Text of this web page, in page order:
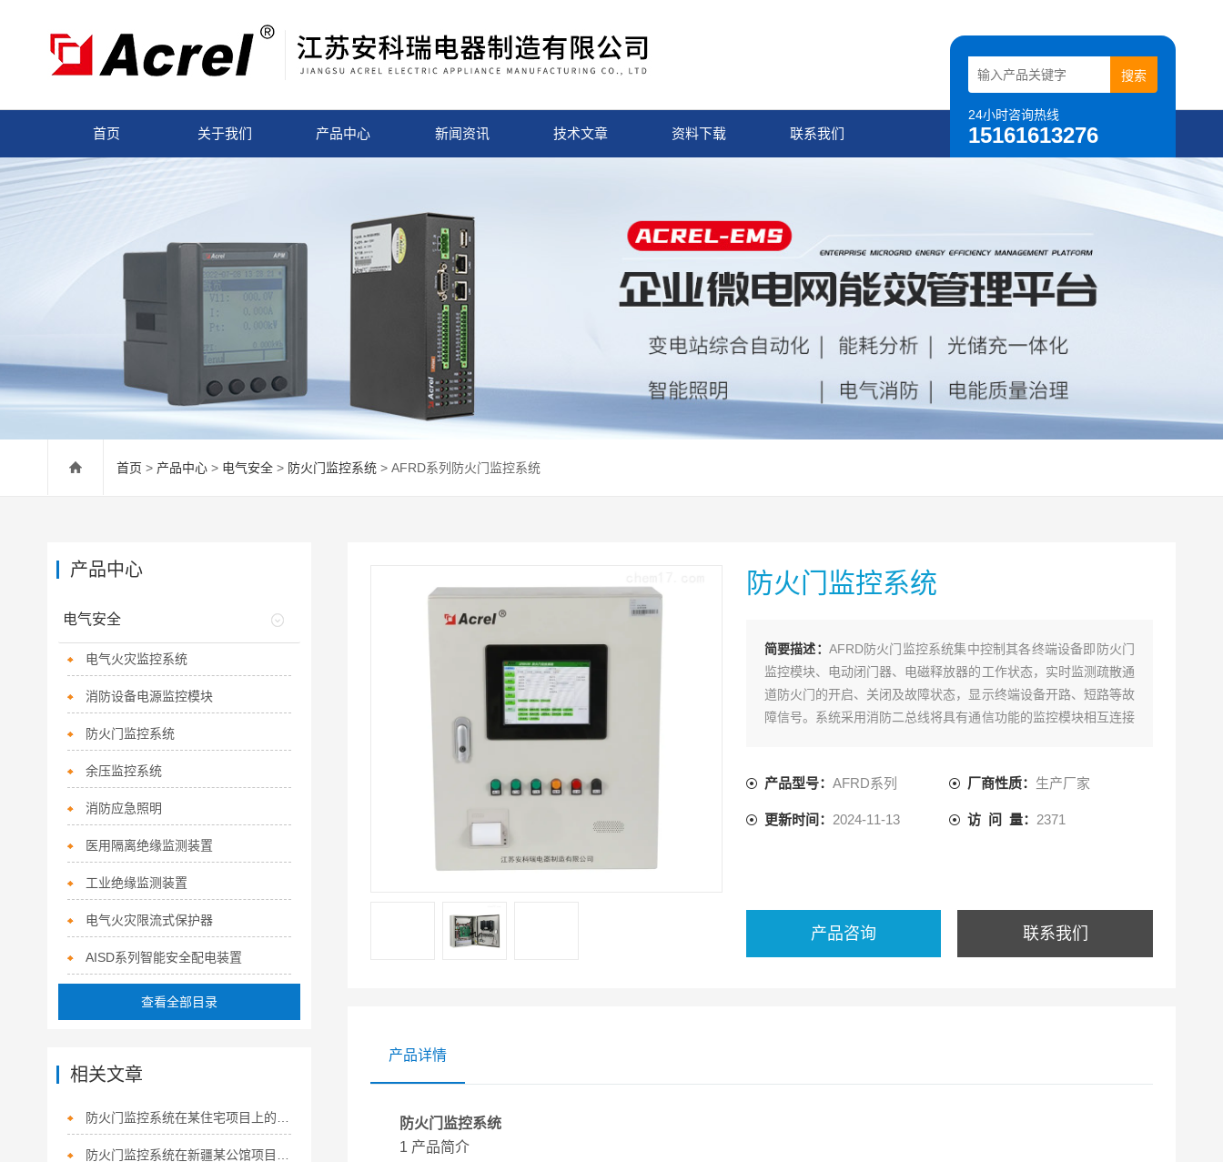
24小时咨询热线
15161613276
首页 关于我们 产品中心 新闻资讯 技术文章 资料下载 联系我们
首页 > 产品中心 > 电气安全 > 防火门监控系统 > AFRD系列防火门监控系统
防火门监控系统
简要描述： AFRD防火门监控系统集中控制其各终端设备即防火门
监控模块、电动闭门器、电磁释放器的工作状态，实时监测疏散通
道防火门的开启、关闭及故障状态，显示终端设备开路、短路等故
障信号。系统采用消防二总线将具有通信功能的监控模块相互连接
靠性。
产品型号： AFRD系列 厂商性质： 生产厂家
更新时间： 2024-11-13 访 问 量： 2371
产品咨询 联系我们
产品详情
防火门监控系统
1 产品简介
产品中心
电气安全
电气火灾监控系统
消防设备电源监控模块
防火门监控系统
余压监控系统
消防应急照明
医用隔离绝缘监测装置
工业绝缘监测装置
电气火灾限流式保护器
AISD系列智能安全配电装置
查看全部目录
相关文章